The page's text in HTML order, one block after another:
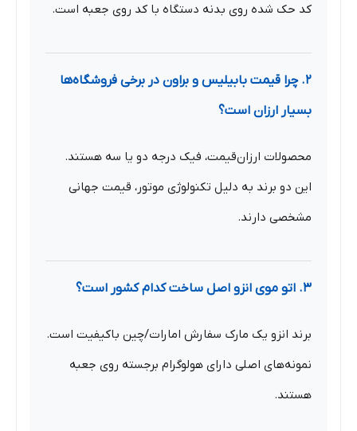
کد حک شده روی بدنه دستگاه با کد روی جعبه است.
۲. چرا قیمت بابیلیس و براون در برخی فروشگاه‌ها
بسیار ارزان است؟
محصولات ارزان‌قیمت، فیک درجه دو یا سه هستند.
این دو برند به دلیل تکنولوژی موتور، قیمت جهانی
مشخصی دارند.
۳. اتو موی انزو اصل ساخت کدام کشور است؟
برند انزو یک مارک سفارش امارات/چین باکیفیت است.
نمونه‌های اصلی دارای هولوگرام برجسته روی جعبه
هستند.